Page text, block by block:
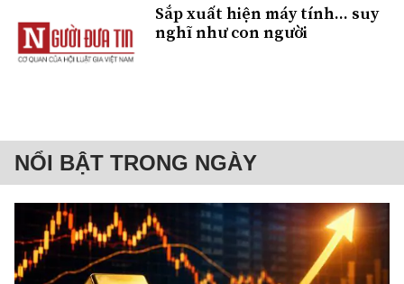
Sắp xuất hiện máy tính... suy
nghĩ như con người
NỔI BẬT TRONG NGÀY